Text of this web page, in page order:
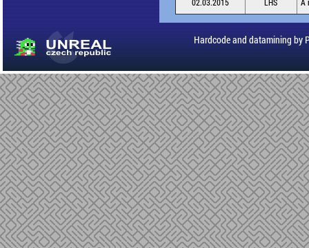
Hardcode and datamining by